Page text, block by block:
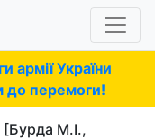
армії України
до перемоги!
[Бурда М.І.,